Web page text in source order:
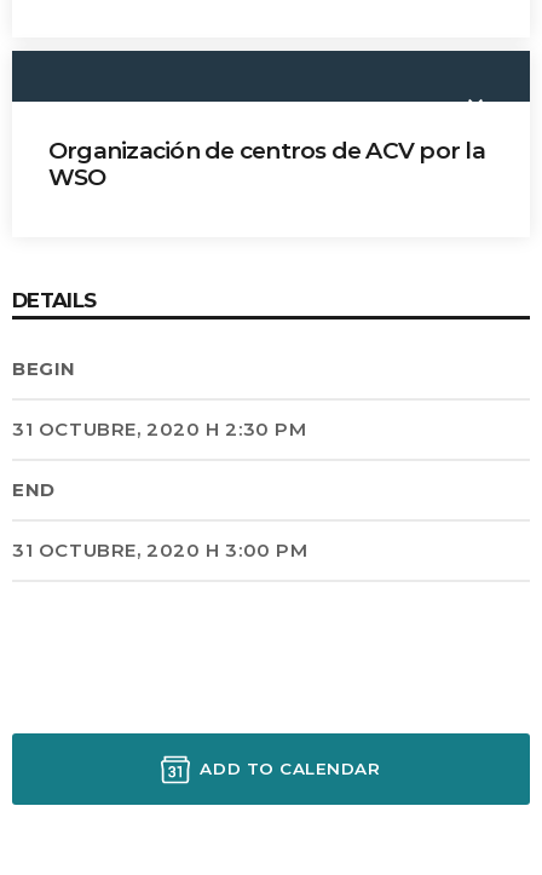
keyboard_arrow_down
Organización de centros de ACV por la
WSO
DETAILS
BEGIN
31 OCTUBRE, 2020 H 2:30 PM
END
31 OCTUBRE, 2020 H 3:00 PM
ADD TO CALENDAR